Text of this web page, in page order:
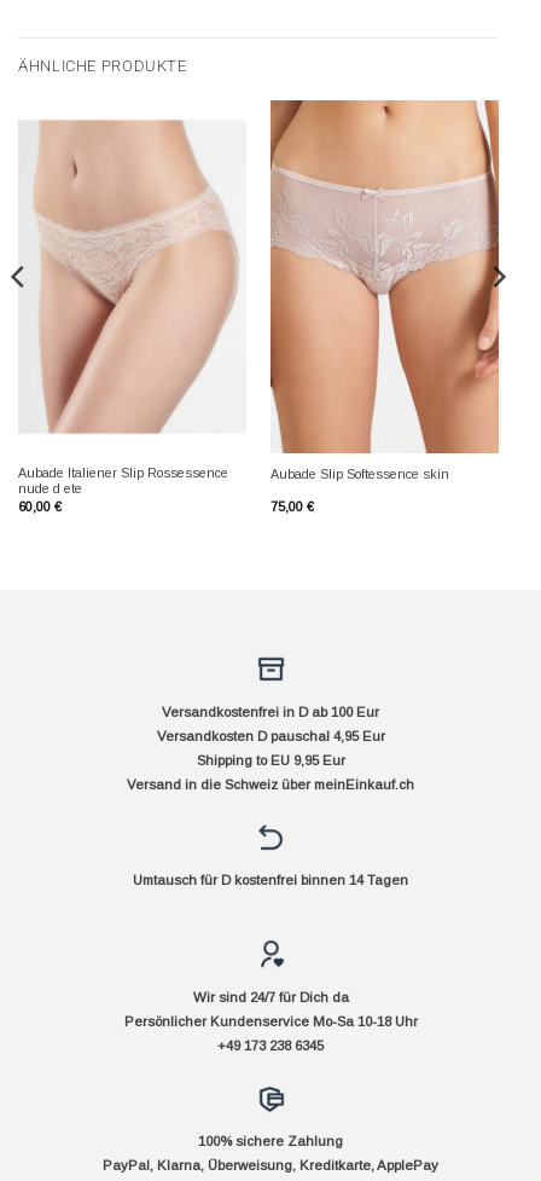
ÄHNLICHE PRODUKTE
Aubade Italiener Slip Rossessence
nude d ete
60,00 €
Aubade Slip Softessence skin
75,00 €
Versandkostenfrei in D ab 100 Eur
Versandkosten D pauschal 4,95 Eur
Shipping to EU 9,95 Eur
Versand in die Schweiz über meinEinkauf.ch
Umtausch für D kostenfrei binnen 14 Tagen
Wir sind 24/7 für Dich da
Persönlicher Kundenservice Mo-Sa 10-18 Uhr
+49 173 238 6345
100% sichere Zahlung
PayPal, Klarna, Überweisung, Kreditkarte, ApplePay